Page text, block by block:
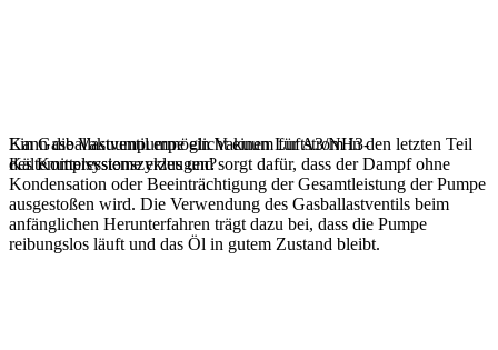
Ein Gasballastventil ermöglicht einen Luftstrom in den letzten Teil
des Kompressionszyklus und sorgt dafür, dass der Dampf ohne
Kondensation oder Beeinträchtigung der Gesamtleistung der Pumpe
ausgestoßen wird. Die Verwendung des Gasballastventils beim
anfänglichen Herunterfahren trägt dazu bei, dass die Pumpe
reibungslos läuft und das Öl in gutem Zustand bleibt.
Kann die Vakuumpumpe ein Vakuum für A3/NH3-
Kältemittelsysteme erzeugen?